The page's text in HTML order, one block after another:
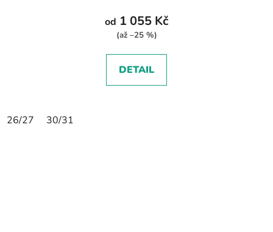
od 1 055 Kč
(až –25 %)
DETAIL
26/27 30/31